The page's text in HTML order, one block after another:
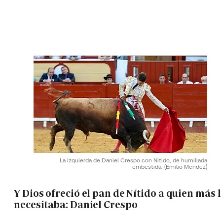
La izquierda de Daniel Crespo con Nitido, de humillada
embestida. (Emilio Mendez)
Y Dios ofreció el pan de Nítido a quien más
necesitaba: Daniel Crespo